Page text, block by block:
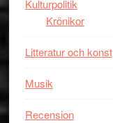
Kulturpolitik
Krönikor
Litteratur och konst
Musik
Recension